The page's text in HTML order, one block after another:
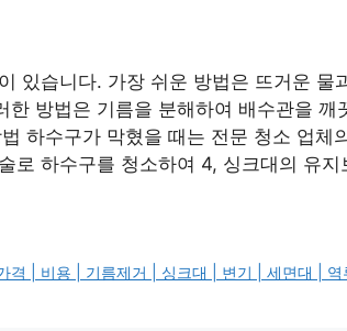
있습니다. 가장 쉬운 방법은 뜨거운 물
한 방법은 기름을 분해하여 배수관을 깨
하수구가 막혔을 때는 전문 청소 업체
로 하수구를 청소하여 4, 싱크대의 유지
격 | 비용 | 기름제거 | 싱크대 | 변기 | 세면대 |